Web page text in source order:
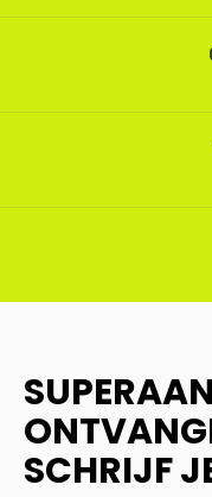
SCHRIJF